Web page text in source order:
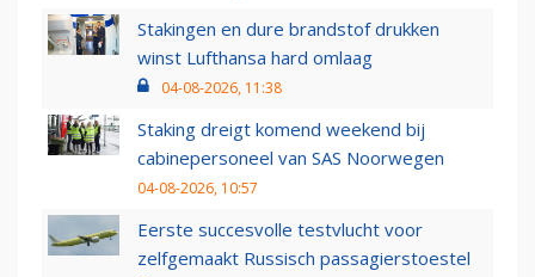
Stakingen en dure brandstof drukken
winst Lufthansa hard omlaag
04-08-2026, 11:38
Staking dreigt komend weekend bij
cabinepersoneel van SAS Noorwegen
04-08-2026, 10:57
Eerste succesvolle testvlucht voor
zelfgemaakt Russisch passagierstoestel